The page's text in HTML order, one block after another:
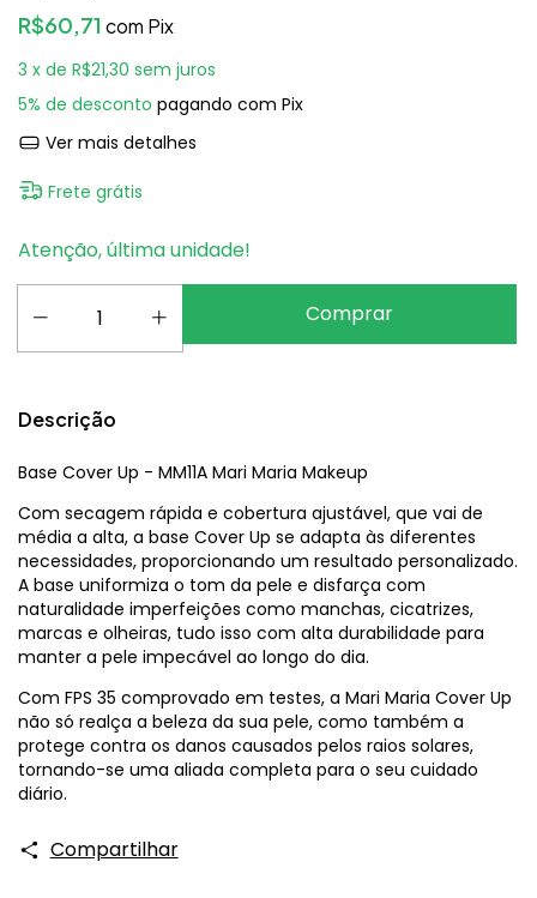
R$60,71com Pix
3 x de R$21,30 sem juros
5% de desconto pagando com Pix
Ver mais detalhes
Frete grátis
Atenção, última unidade!
Descrição
Base Cover Up - MM11A Mari Maria Makeup
Com secagem rápida e cobertura ajustável, que vai de
média a alta, a base Cover Up se adapta às diferentes
necessidades, proporcionando um resultado personalizado.
A base uniformiza o tom da pele e disfarça com
naturalidade imperfeições como manchas, cicatrizes,
marcas e olheiras, tudo isso com alta durabilidade para
manter a pele impecável ao longo do dia.
Com FPS 35 comprovado em testes, a Mari Maria Cover Up
não só realça a beleza da sua pele, como também a
protege contra os danos causados pelos raios solares,
tornando-se uma aliada completa para o seu cuidado
diário.
Compartilhar